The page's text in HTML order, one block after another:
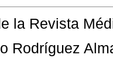
la Revista
Rodríguez